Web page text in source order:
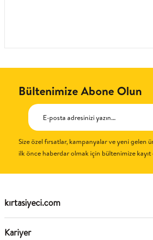
Bültenimize Abone Olun
Size özel fırsatlar, kampanyalar ve yeni gelen
ilk önce haberdar olmak için bültenimize kayıt
kırtasiyeci.com
Kariyer